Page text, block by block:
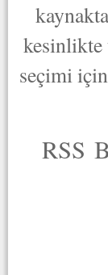
kesinlikte
seçimi
RSS